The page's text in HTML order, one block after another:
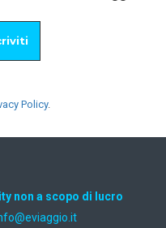
Policy.
non a scopo di lucro